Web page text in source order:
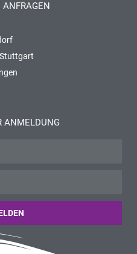
ANMELDUNG